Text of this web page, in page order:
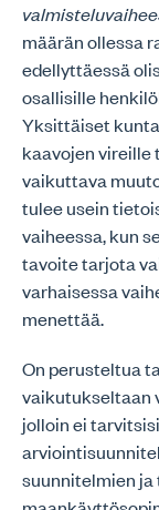
määrän ollessa
edellyttäessä
osallisille
Yksittäiset
kaavojen vireille
vaikuttava
tulee usein
vaiheessa, kun
tavoite tarjota
varhaisessa
menettää.
On perusteltua
vaikutukseltaan
jolloin ei
suunnitelmien ja